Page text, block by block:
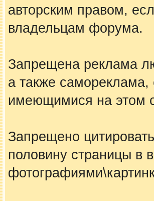
авторским правом,
владельцам форума.
Запрещена реклама
а также
имеющимися на этом
Запрещено
половину страницы в